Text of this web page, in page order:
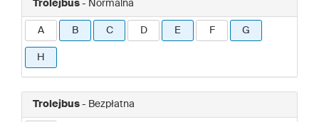
Trolejbus - Normalna
A B C D E F G
H
Trolejbus - Bezpłatna